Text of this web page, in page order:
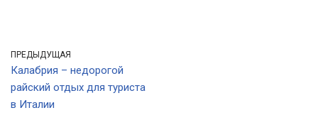
ПРЕДЫДУЩАЯ
Калабрия – недорогой
райский отдых для туриста
в Италии